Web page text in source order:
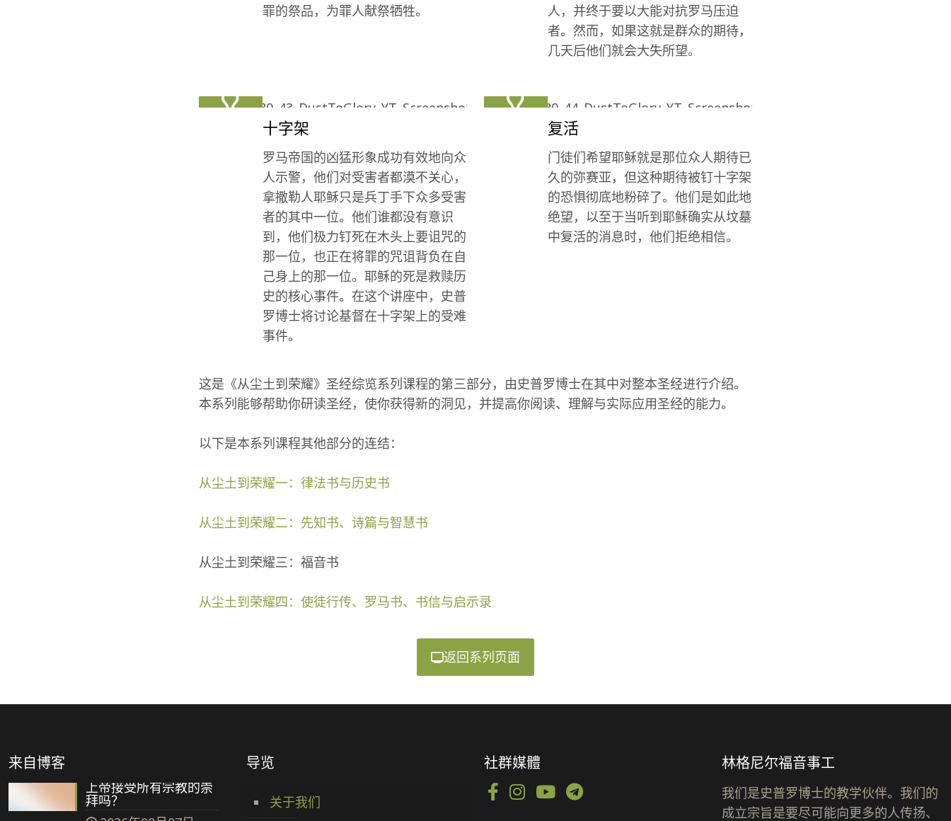
罪的祭品，为罪人献祭牺牲。
人，并终于要以大能对抗罗马压迫
者。然而，如果这就是群众的期待，
几天后他们就会大失所望。
十字架
罗马帝国的凶猛形象成功有效地向众
人示警，他们对受害者都漠不关心，
拿撒勒人耶稣只是兵丁手下众多受害
者的其中一位。他们谁都没有意识
到，他们极力钉死在木头上要诅咒的
那一位，也正在将罪的咒诅背负在自
己身上的那一位。耶稣的死是救赎历
史的核心事件。在这个讲座中，史普
罗博士将讨论基督在十字架上的受难
事件。
复活
门徒们希望耶稣就是那位众人期待已
久的弥赛亚，但这种期待被钉十字架
的恐惧彻底地粉碎了。他们是如此地
绝望，以至于当听到耶稣确实从坟墓
中复活的消息时，他们拒绝相信。
这是《从尘土到荣耀》圣经综览系列课程的第三部分，由史普罗博士在其中对整本圣经进行介绍。
本系列能够帮助你研读圣经，使你获得新的洞见，并提高你阅读、理解与实际应用圣经的能力。
以下是本系列课程其他部分的连结：
从尘土到荣耀一：律法书与历史书
从尘土到荣耀二：先知书、诗篇与智慧书
从尘土到荣耀三：福音书
从尘土到荣耀四：使徒行传、罗马书、书信与启示录
返回系列页面
来自博客
上帝接受所有宗教的崇
拜吗？
导览
关于我们
社群媒體 林格尼尔福音事工
我们是史普罗博士的教学伙伴。我们的
成立宗旨是要尽可能向更多的人传扬、